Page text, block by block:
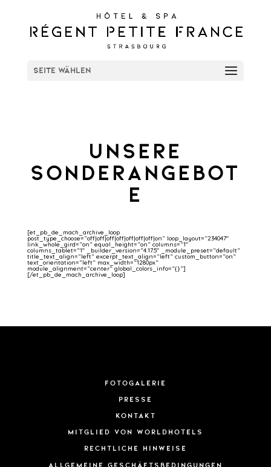
Seite wählen
Unsere
Sonderangebot
e
[et_pb_de_mach_archive_loop
post_type_choose=“off|off|off|off|off|off|off|on“ loop_layout=“234047″
link_whole_gird=“on“ equal_height=“on“ columns=“1″
columns_tablet=“1″ _builder_version=“4.17.5″ _module_preset=“default“
title_text_align=“left“ excerpt_text_align=“left“ custom_button=“on“
text_orientation=“left“ max_width=“1280px“
module_alignment=“center“ global_colors_info=“{}“]
[/et_pb_de_mach_archive_loop]
Fotogalerie
Presse
Kontakt
Mitglied von WorldHotels
Rechtliche Hinweise
ALLGEMEINE GESCHÄFTSBEDINGUNGEN